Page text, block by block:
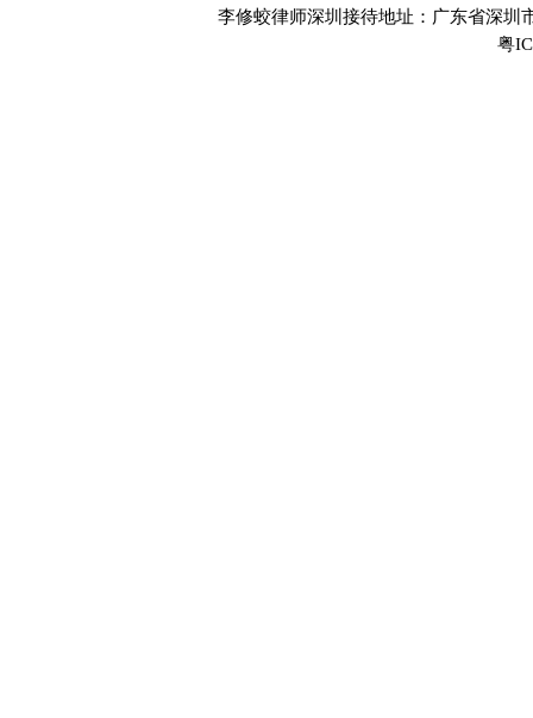
李修蛟律师深圳接待地址：广东省深圳
粤